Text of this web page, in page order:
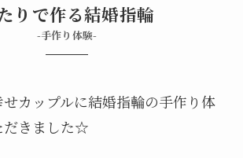
りで作る結婚指輪
-手作り体験-
カップルに結婚指輪の手作り体
だきました☆